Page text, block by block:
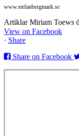
www.stefanbergmark.se
Artiklar Miriam Toews
View on Facebook
· Share
Share on Facebook